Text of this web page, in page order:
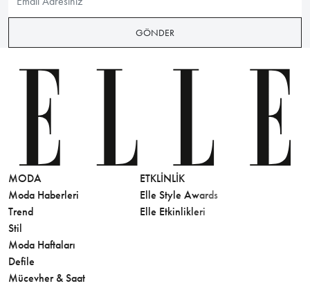
GÖNDER
MODA
Moda Haberleri
Trend
Stil
Moda Haftaları
Defile
Mücevher & Saat
ETKLINLIK
Elle Style Awards
Elle Etkinlikleri